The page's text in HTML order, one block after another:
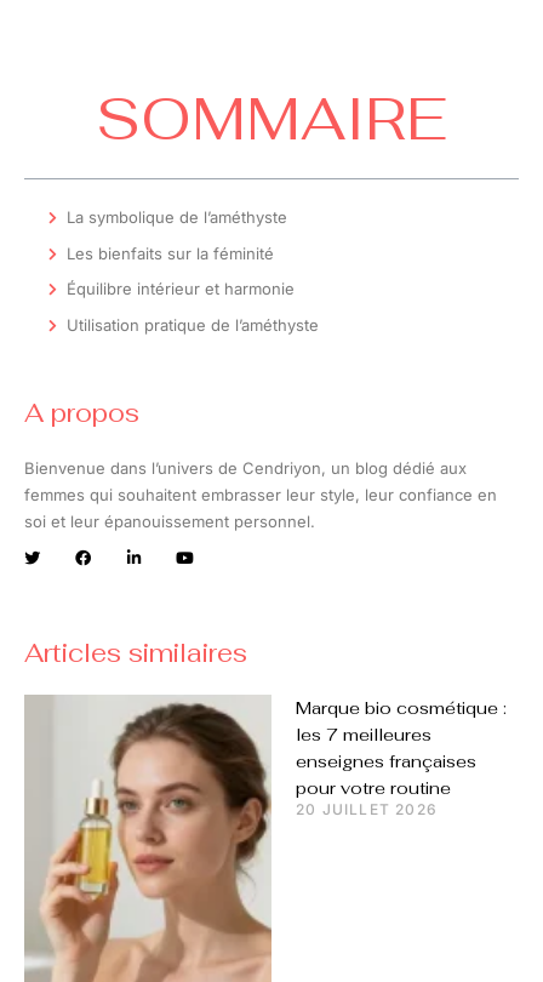
SOMMAIRE
La symbolique de l’améthyste
Les bienfaits sur la féminité
Équilibre intérieur et harmonie
Utilisation pratique de l’améthyste
A propos
Bienvenue dans l’univers de Cendriyon, un blog dédié aux
femmes qui souhaitent embrasser leur style, leur confiance en
soi et leur épanouissement personnel.
Articles similaires
Marque bio cosmétique :
les 7 meilleures
enseignes françaises
pour votre routine
20 JUILLET 2026